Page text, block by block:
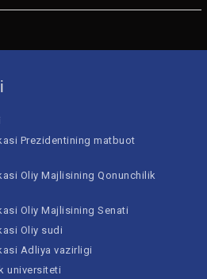
Prezidentining matbuot
Oliy Majlisining Qonunchilik
Oliy Majlisining Senati
Oliy sudi
Adliya vazirligi
universiteti